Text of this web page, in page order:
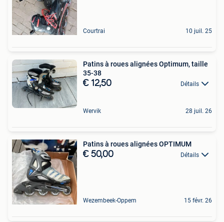
Courtrai 10 juil. 25
Patins à roues alignées Optimum, taille
35-38
€ 12,50 Détails
Wervik 28 juil. 26
Patins à roues alignées OPTIMUM
€ 50,00 Détails
Wezembeek-Oppem 15 févr. 26